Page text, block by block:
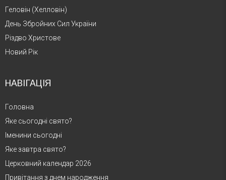
Геловін (Хелловін)
День Збройних Сил України
Різдво Христове
Новий Рік
НАВІГАЦІЯ
Головна
Яке сьогодні свято?
Іменини сьогодні
Яке завтра свято?
Церковний календар 2026
Привітання з днем народження